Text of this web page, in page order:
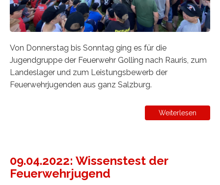
Von Donnerstag bis Sonntag ging es für die
Jugendgruppe der Feuerwehr Golling nach Rauris, zum
Landeslager und zum Leistungsbewerb der
Feuerwehrjugenden aus ganz Salzburg.
Weiterlesen
09.04.2022: Wissenstest der
Feuerwehrjugend